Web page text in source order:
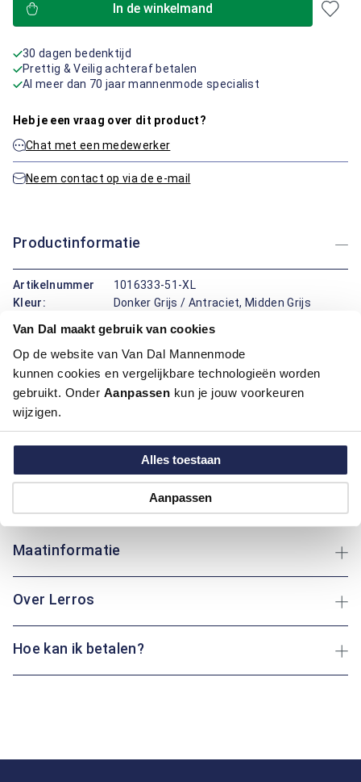
Van Dal maakt gebruik van cookies
Op de website van Van Dal Mannenmode
kunnen cookies en vergelijkbare technologieën worden
gebruikt. Onder Aanpassen kun je jouw voorkeuren
wijzigen.
Alles toestaan
Aanpassen
In de winkelmand
30 dagen bedenktijd
Prettig & Veilig achteraf betalen
Al meer dan 70 jaar mannenmode specialist
Heb je een vraag over dit product?
Chat met een medewerker
Neem contact op via de e-mail
Productinformatie
Artikelnummer
1016333-51-XL
Kleur:
Donker Grijs / Antraciet, Midden Grijs
Motief:
Natuur elementen motief
Deze polo van Lerros heeft een modern fit pasvorm en is
gemaakt van katoen, wat zorgt voor optimaal draagcomfort.
Het speelse bloemenpatroon voegt een vleugje vrolijkheid toe
aan je dag. De knoopsluiting maakt het aan- en uittrekken
Maatinformatie
Over Lerros
Hoe kan ik betalen?